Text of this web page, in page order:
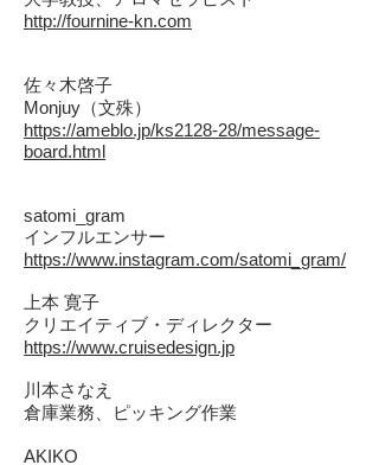
http://fournine-kn.com
佐々木啓子
Monjuy（文殊）
https://ameblo.jp/ks2128-28/message-
board.html
satomi_gram
インフルエンサー
https://www.instagram.com/satomi_gram/
上本 寛子
クリエイティブ・ディレクター
https://www.cruisedesign.jp
川本さなえ
倉庫業務、ピッキング作業
AKIKO